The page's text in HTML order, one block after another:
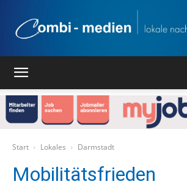
Start Lokales Darmstadt
Mobilitätsfrieden